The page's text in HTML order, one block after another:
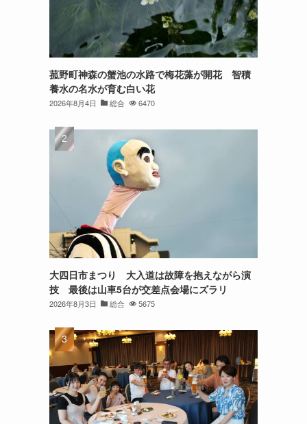
菰野町神森の蟹池の水路で梅花藻が開花 智積
養水の名水が育む白い花
2026年8月4日 総合 6470
大四日市まつり 大入道は故障を抱えながら演
技 最後は山車5台が交差点会場にズラリ
2026年8月3日 総合 5675